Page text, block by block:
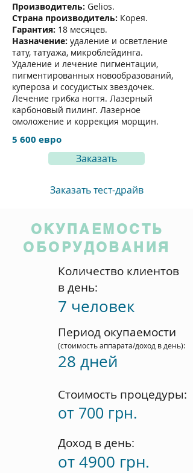
Производитель: Gelios.
Страна производитель: Корея.
Гарантия: 18 месяцев.
Назначение: удаление и осветление
тату, татуажа, микроблейдинга.
Удаление и лечение пигментации,
пигментированных новообразований,
купероза и сосудистых звездочек.
Лечение грибка ногтя. Лазерный
карбоновый пилинг. Лазерное
омоложение и коррекция морщин.
5 600 евро
Заказать
Заказать тест-драйв
ОКУПАЕМОСТЬ
ОБОРУДОВАНИЯ
Количество клиентов
в день:
7 человек
Период окупаемости
(стоимость аппарата/доход в день):
28 дней
Стоимость процедуры:
от 700 грн.
Доход в день:
от 4900 грн.